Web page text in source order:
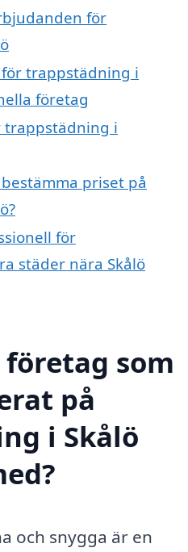
för
trappstädning i
företag
trappstädning i
priset på
för
städer nära Skålö
som
på
i Skålö
och snygga är en